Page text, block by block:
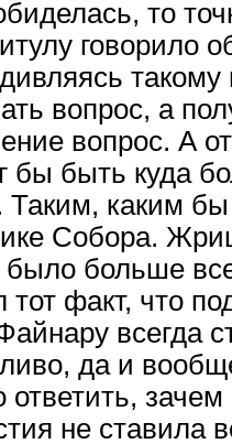
то
говорило
вопрос, а
вопрос. А
бы быть куда
Таким, каким
Собора.
было больше
факт, что
всегда
да и
не ставила